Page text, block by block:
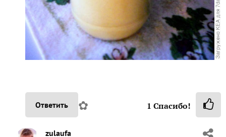
Ответить ✿ 1 Спасибо!
zulaufa